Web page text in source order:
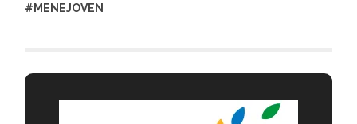
#MENEJOVEN